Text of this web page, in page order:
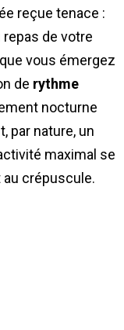
reçue tenace :
repas de votre
vous émergez
de rythme
nocturne
par nature, un
maximal se
au crépuscule.